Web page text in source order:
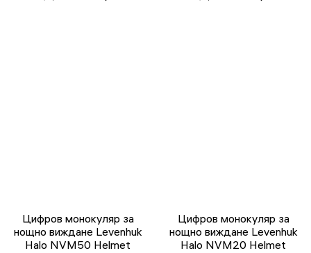
Цифров монокуляр за
нощно виждане Levenhuk
Halo NVM50 Helmet
Цифров монокуляр за
нощно виждане Levenhuk
Halo NVM20 Helmet